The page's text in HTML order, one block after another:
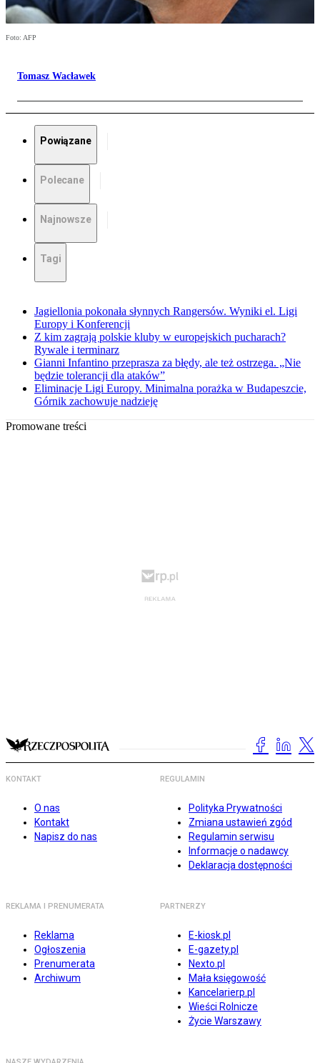
Foto: AFP
Tomasz Wacławek
Powiązane
Polecane
Najnowsze
Tagi
Jagiellonia pokonała słynnych Rangersów. Wyniki el. Ligi
Europy i Konferencji
Z kim zagrają polskie kluby w europejskich pucharach?
Rywale i terminarz
Gianni Infantino przeprasza za błędy, ale też ostrzega. „Nie
będzie tolerancji dla ataków”
Eliminacje Ligi Europy. Minimalna porażka w Budapeszcie,
Górnik zachowuje nadzieję
Promowane treści
KONTAKT
O nas
Kontakt
Napisz do nas
REGULAMIN
Polityka Prywatności
Zmiana ustawień zgód
Regulamin serwisu
Informacje o nadawcy
Deklaracja dostępności
REKLAMA I PRENUMERATA
Reklama
Ogłoszenia
Prenumerata
Archiwum
PARTNERZY
E-kiosk.pl
E-gazety.pl
Nexto.pl
Mała księgowość
Kancelarierp.pl
Wieści Rolnicze
Życie Warszawy